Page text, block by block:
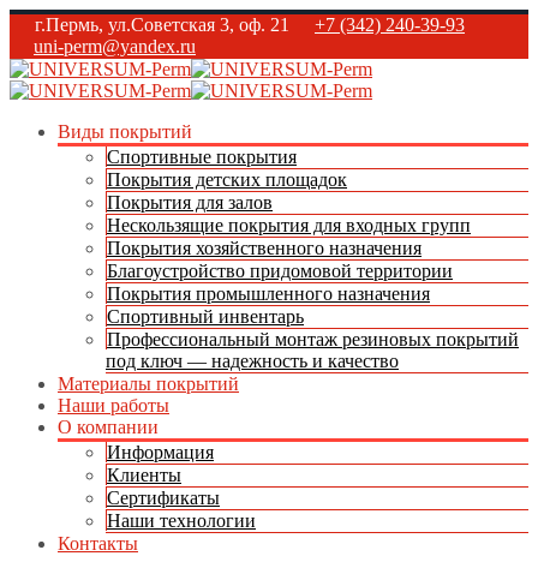
г.Пермь, ул.Советская 3, оф. 21
+7 (342) 240-39-93
uni-perm@yandex.ru
Виды покрытий
Спортивные покрытия
Покрытия детских площадок
Покрытия для залов
Нескользящие покрытия для входных групп
Покрытия хозяйственного назначения
Благоустройство придомовой территории
Покрытия промышленного назначения
Спортивный инвентарь
Профессиональный монтаж резиновых покрытий
под ключ — надежность и качество
Материалы покрытий
Наши работы
О компании
Информация
Клиенты
Сертификаты
Наши технологии
Контакты